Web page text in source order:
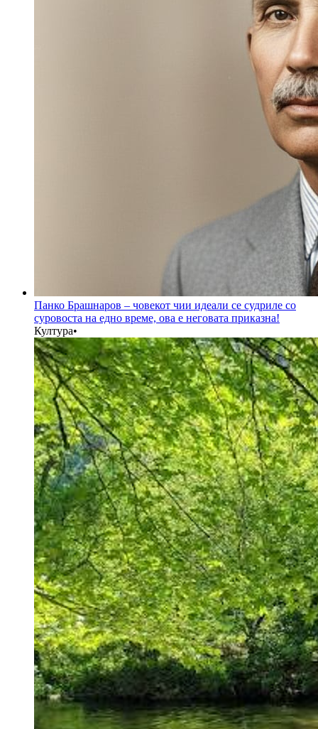
Панко Брашнаров – човекот чии идеали се судриле со
суровоста на едно време, ова е неговата приказна!
Култура•